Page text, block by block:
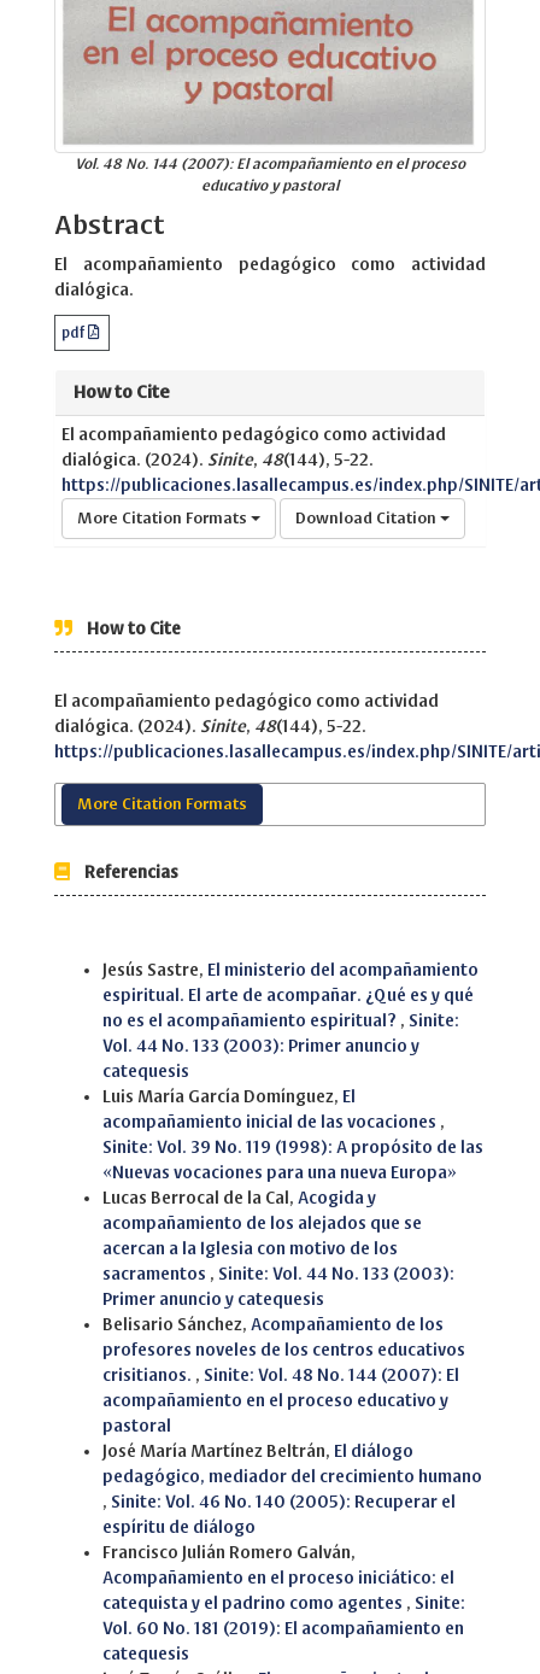
Vol. 48 No. 144 (2007): El acompañamiento en el proceso
educativo y pastoral
Abstract
El acompañamiento pedagógico como actividad
dialógica.
pdf
How to Cite
El acompañamiento pedagógico como actividad
dialógica. (2024). Sinite, 48(144), 5-22.
https://publicaciones.lasallecampus.es/index.php/SINITE/
More Citation Formats Download Citation
How to Cite
El acompañamiento pedagógico como actividad
dialógica. (2024). Sinite, 48(144), 5-22.
https://publicaciones.lasallecampus.es/index.php/SINITE/
More Citation Formats
Referencias
Jesús Sastre, El ministerio del acompañamiento
espiritual. El arte de acompañar. ¿Qué es y qué
no es el acompañamiento espiritual? , Sinite:
Vol. 44 No. 133 (2003): Primer anuncio y
catequesis
Luis María García Domínguez, El
acompañamiento inicial de las vocaciones ,
Sinite: Vol. 39 No. 119 (1998): A propósito de las
«Nuevas vocaciones para una nueva Europa»
Lucas Berrocal de la Cal, Acogida y
acompañamiento de los alejados que se
acercan a la Iglesia con motivo de los
sacramentos , Sinite: Vol. 44 No. 133 (2003):
Primer anuncio y catequesis
Belisario Sánchez, Acompañamiento de los
profesores noveles de los centros educativos
crisitianos. , Sinite: Vol. 48 No. 144 (2007): El
acompañamiento en el proceso educativo y
pastoral
José María Martínez Beltrán, El diálogo
pedagógico, mediador del crecimiento humano
, Sinite: Vol. 46 No. 140 (2005): Recuperar el
espíritu de diálogo
Francisco Julián Romero Galván,
Acompañamiento en el proceso iniciático: el
catequista y el padrino como agentes , Sinite:
Vol. 60 No. 181 (2019): El acompañamiento en
catequesis